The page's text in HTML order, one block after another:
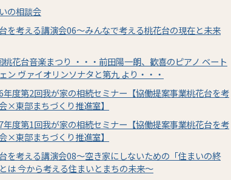
の相談会
を考える講演会06～みんなで考える桃花台の現在と未来
桃花台音楽まつり ・・・前田陽一朗、歓喜のピアノ ベート
ン ヴァイオリンソナタと第九 より・・・
年度第2回我が家の相続セミナー【協働提案事業桃花台を考
×東部まちづくり推進室】
年度第1回我が家の相続セミナー【協働提案事業桃花台を考
×東部まちづくり推進室】
を考える講演会08～空き家にしないための「住まいの終
は 今から考える住まいとまちの未来～